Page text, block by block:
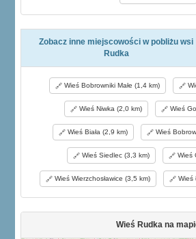
Zobacz inne miejscowości w pobliżu wsi
Rudka
Wieś Bobrowniki Małe (1,4 km)
Wieś Niwka (2,0 km) Wieś
Wieś Biała (2,9 km) Wieś
Wieś Siedlec (3,3 km) Wieś
Wieś Wierzchosławice (3,5 km) Wieś
Wieś Rudka na